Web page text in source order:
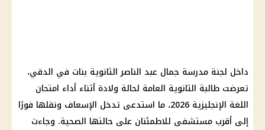
داخل لجنة مدرسة جمال عبد الناصر الثانوية بنات في الدقي،
تعرضت طالبة الثانوية العامة لحالة ولادة أثناء أداء امتحان
اللغة الإنجليزية 2026، ما استدعى تدخل الإسعاف ونقلها فورًا
إلى أقرب مستشفى للاطمئنان على حالتها الصحية. وجاءت